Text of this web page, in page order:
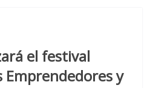
el festival
Emprendedores y